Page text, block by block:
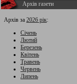
Архів газети
Архів за 2026 рік:
Січень
Лютий
Березень
Квітень
Травень
Червень
Липень